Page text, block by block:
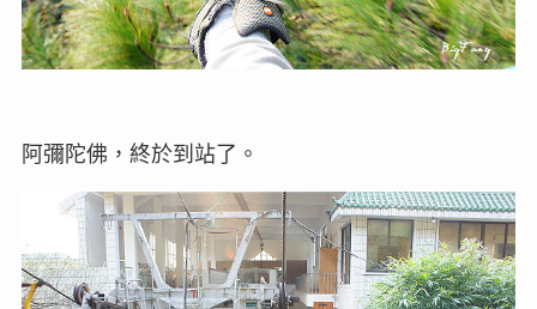
阿彌陀佛，終於到站了。